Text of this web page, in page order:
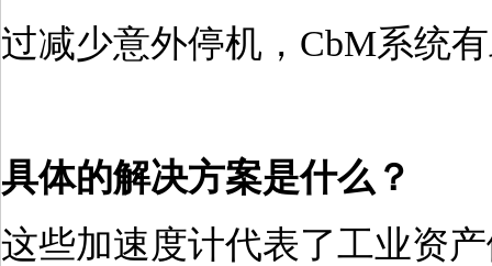
过减少意外停机，CbM系统
具体的解决方案是什么？
这些加速度计代表了工业资